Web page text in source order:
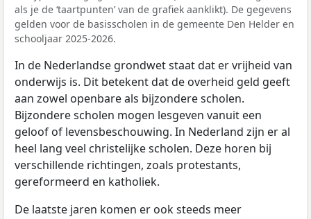
als je de ‘taartpunten’ van de grafiek aanklikt). De gegevens
gelden voor de basisscholen in de gemeente Den Helder en
schooljaar 2025-2026.
In de Nederlandse grondwet staat dat er vrijheid van
onderwijs is. Dit betekent dat de overheid geld geeft
aan zowel openbare als bijzondere scholen.
Bijzondere scholen mogen lesgeven vanuit een
geloof of levensbeschouwing. In Nederland zijn er al
heel lang veel christelijke scholen. Deze horen bij
verschillende richtingen, zoals protestants,
gereformeerd en katholiek.
De laatste jaren komen er ook steeds meer